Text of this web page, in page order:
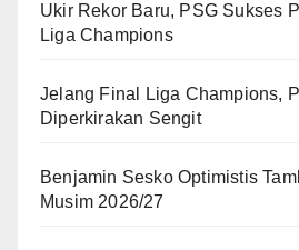
Ukir Rekor Baru, PSG Sukses
Liga Champions
Jelang Final Liga Champions,
Diperkirakan Sengit
Benjamin Sesko Optimistis
Musim 2026/27